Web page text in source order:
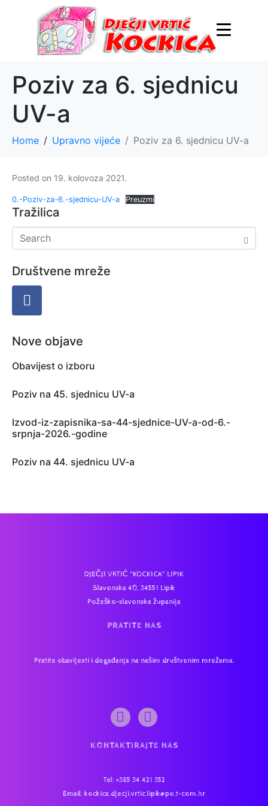
Poziv za 6. sjednicu
UV-a
Home Upravno vijeće Poziv za 6. sjednicu UV-a
Posted on 19. kolovoza 2021.
0.-Poziv-za-6.-sjednicu-UV-a Preuzmi
Tražilica
Društvene mreže
Nove objave
Obavijest o izboru
Poziv na 45. sjednicu UV-a
Izvod-iz-zapisnika-sa-44-sjednice-UV-a-od-6.-
srpnja-2026.-godine
Poziv na 44. sjednicu UV-a
DJEČJI VRTIĆ “KOCKICA” LIPIK
Slavonska 40, 34551 Lipik
Požeško-slavonska županija
PRATITE NAS
Pratite obavijesti i događanja na našim društvenim mrežama.
KONTAKTIRAJTE NAS
Tel: +385 34 421 352
Email: kockica.djecji.vrtic.lipik@po.t-com.hr